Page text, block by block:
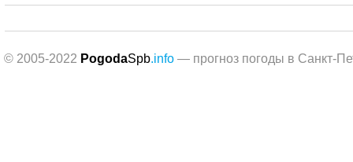
© 2005-2022 PogodaSpb.info — прогноз погоды в Санкт-